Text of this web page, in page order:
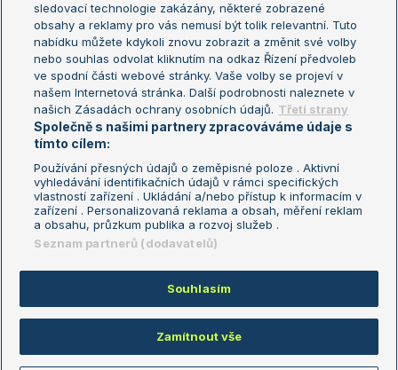
Turnaj mistryň
Aktualní trendy
Fotbalové přestupy
Livesport Daily
LS Prague Open
Podmínky užití
Nastavení soukromí
GDPR a žurnalistika
Reklama
Kontakt
Informace o zpracování osobních
údajů
Copyright © 2008-2026 TenisPortal.cz. Využíváme zpravodajství ČTK.
sledovací technologie zakázány, některé zobrazené
obsahy a reklamy pro vás nemusí být tolik relevantní. Tuto
nabídku můžete kdykoli znovu zobrazit a změnit své volby
nebo souhlas odvolat kliknutím na odkaz Řízení předvoleb
ve spodní části webové stránky. Vaše volby se projeví v
našem Internetová stránka. Další podrobnosti naleznete v
našich Zásadách ochrany osobních údajů. Třetí strany
Společně s našimi partnery zpracováváme údaje s
tímto cílem:
Používání přesných údajů o zeměpisné poloze . Aktivní
vyhledávání identifikačních údajů v rámci specifických
vlastností zařízení . Ukládání a/nebo přístup k informacím v
zařízení . Personalizovaná reklama a obsah, měření reklam
a obsahu, průzkum publika a rozvoj služeb .
Seznam partnerů (dodavatelů)
Souhlasím
Zamítnout vše